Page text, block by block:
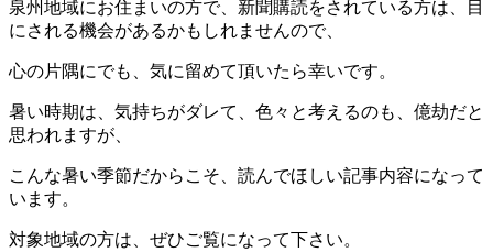
泉州地域にお住まいの方で、新聞購読をされている方は、目
にされる機会があるかもしれませんので、
心の片隅にでも、気に留めて頂いたら幸いです。
暑い時期は、気持ちがダレて、色々と考えるのも、億劫だと
思われますが、
こんな暑い季節だからこそ、読んでほしい記事内容になって
います。
対象地域の方は、ぜひご覧になって下さい。